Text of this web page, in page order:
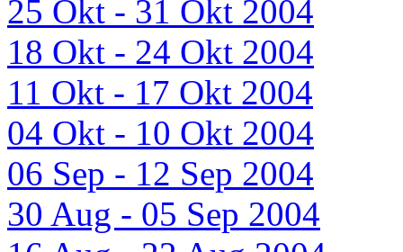
25 Okt - 31 Okt 2004
18 Okt - 24 Okt 2004
11 Okt - 17 Okt 2004
04 Okt - 10 Okt 2004
06 Sep - 12 Sep 2004
30 Aug - 05 Sep 2004